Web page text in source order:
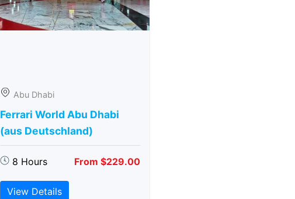
Abu Dhabi
Ferrari World Abu Dhabi
(aus Deutschland)
8 Hours From $229.00
View Details